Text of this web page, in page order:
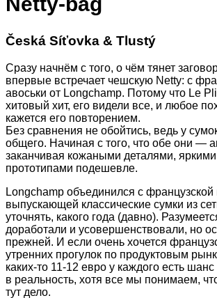
Česká Síťovka & Tlustý
Сразу начнём с того, о чём тянет
впервые встречает чешскую Netty: с
авоськи от Longchamp. Потому что Le
хитовый хит, его видели все, и любое
кажется его повторением.
Без сравнения не обойтись, ведь у
общего. Начиная с того, что обе они —
заканчивая кожаными деталями,
прототипами подешевле.
Longchamp объединился с французской
выпускающей классические сумки из
уточнять, какого года (давно).
доработали и усовершенствовали, но
прежней. И если очень хочется
утренних прогулок по продуктовым
каких-то 11-12 евро у каждого есть
в реальность, хотя все мы понимаем,
тут дело.